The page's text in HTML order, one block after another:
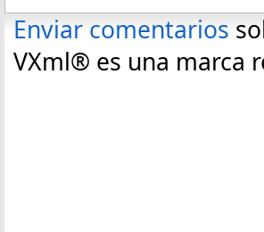
Enviar comentarios
VXml® es una marca